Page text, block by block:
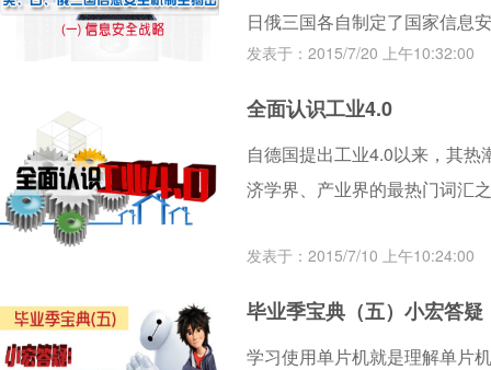
日俄三国各自制定了国家信息
的重要手段。
发表于：2015/7/20 上午10:32:00
全面认识工业4.0
自德国提出工业4.0以来，其
济学界、产业界的最热门词汇
发表于：2015/7/10 上午10:24:00
毕业季宝典（五）小宏答
学习使用单片机就是理解单片